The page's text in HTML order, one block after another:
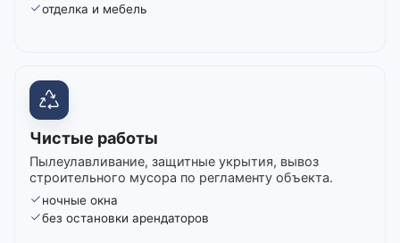
отделка и мебель
Чистые работы
Пылеулавливание, защитные укрытия, вывоз
строительного мусора по регламенту объекта.
ночные окна
без остановки арендаторов